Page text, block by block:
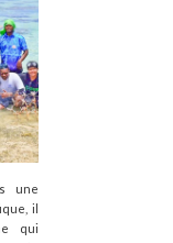
une
il
qui